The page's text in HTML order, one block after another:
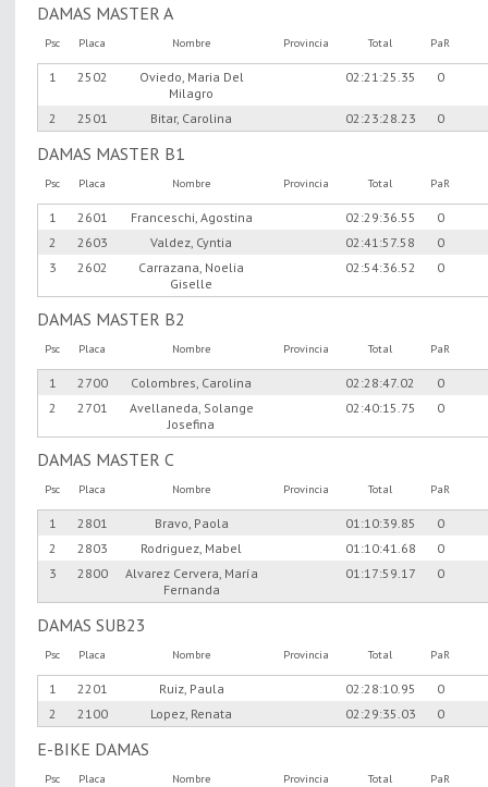
DAMAS MASTER A
Psc Placa Nombre Provincia Total PaR
1 2502
Oviedo, Maria Del
Milagro
02:21:25.35 0
2 2501 Bitar, Carolina 02:23:28.23 0
DAMAS MASTER B1
Psc Placa Nombre Provincia Total PaR
1 2601 Franceschi, Agostina 02:29:36.55
0
2
2603 Valdez, Cyntia 02:41:57.58
0
3
2602
Carrazana, Noelia
Giselle
02:54:36.52 0
DAMAS MASTER B2
Psc Placa Nombre Provincia Total PaR
1 2700 Colombres, Carolina 02:28:47.02
0
2
2701
Avellaneda, Solange
Josefina
02:40:15.75 0
DAMAS MASTER C
Psc Placa Nombre Provincia Total PaR
1 2801 Bravo, Paola 01:10:39.85
0
2
2803 Rodriguez, Mabel 01:10:41.68
0
3
2800
Alvarez Cervera, María
Fernanda
01:17:59.17 0
DAMAS SUB23
Psc Placa Nombre Provincia Total PaR
1 2201 Ruiz, Paula 02:28:10.95
0
2
2100 Lopez, Renata 02:29:35.03 0
E-BIKE DAMAS
Psc Placa Nombre Provincia Total PaR